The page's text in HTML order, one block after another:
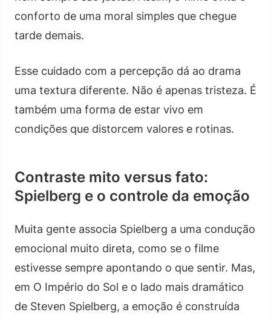
conforto de uma moral simples que chegue
tarde demais.
Esse cuidado com a percepção dá ao drama
uma textura diferente. Não é apenas tristeza. É
também uma forma de estar vivo em
condições que distorcem valores e rotinas.
Contraste mito versus fato:
Spielberg e o controle da emoção
Muita gente associa Spielberg a uma condução
emocional muito direta, como se o filme
estivesse sempre apontando o que sentir. Mas,
em O Império do Sol e o lado mais dramático
de Steven Spielberg, a emoção é construída